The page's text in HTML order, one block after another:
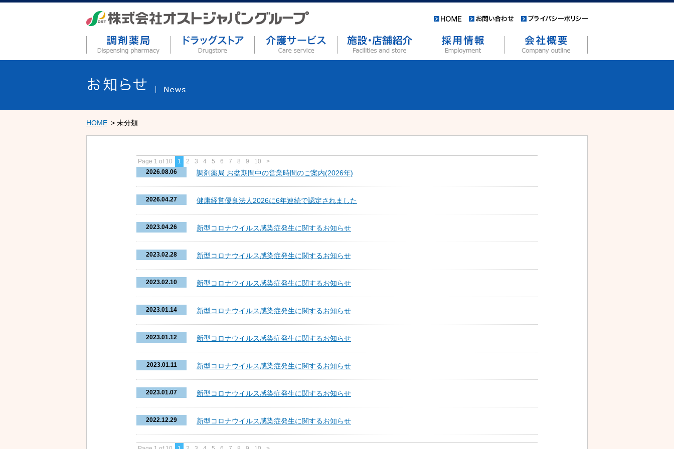
HOME 未分類
Page 1 of 10 1 2 3 4 5 6 7 8 9 10
>
2026.08.06
調剤薬局 お盆期間中の営業時間のご案内(2026年)
2026.04.27 健康経営優良法人2026に6年連続で認定されました
2023.04.26 新型コロナウイルス感染症発生に関するお知らせ
2023.02.28 新型コロナウイルス感染症発生に関するお知らせ
2023.02.10 新型コロナウイルス感染症発生に関するお知らせ
2023.01.14 新型コロナウイルス感染症発生に関するお知らせ
2023.01.12 新型コロナウイルス感染症発生に関するお知らせ
2023.01.11 新型コロナウイルス感染症発生に関するお知らせ
2023.01.07 新型コロナウイルス感染症発生に関するお知らせ
2022.12.29 新型コロナウイルス感染症発生に関するお知らせ